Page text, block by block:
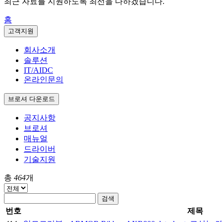
홈
고객지원
회사소개
솔루션
IT/AIDC
온라인문의
브로셔 다운로드
공지사항
브로셔
매뉴얼
드라이버
기술지원
총 464개
검색
번호
제목